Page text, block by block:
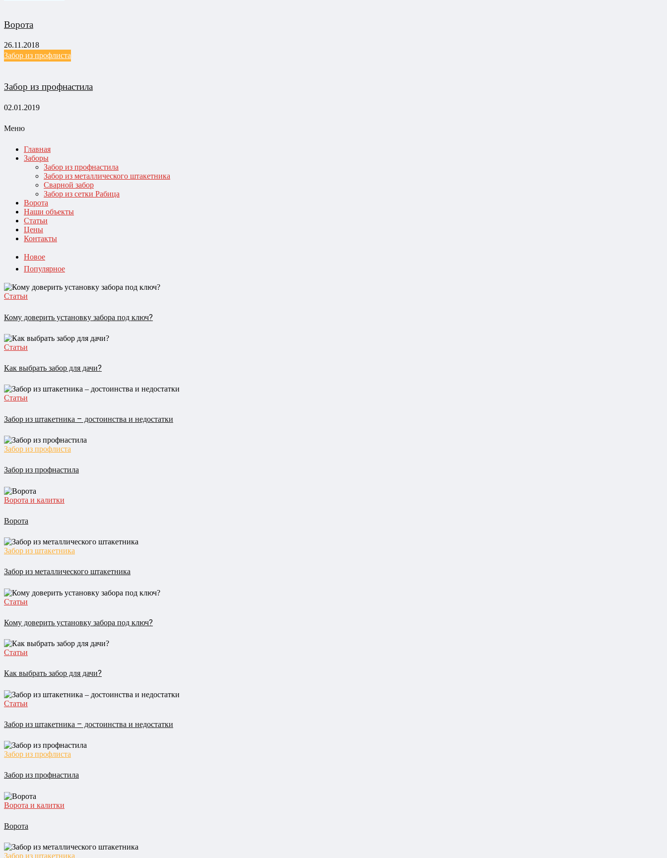
Ворота
26.11.2018
Забор из профлиста
Забор из профнастила
02.01.2019
Меню
Главная
Заборы
Забор из профнастила
Забор из металлического штакетника
Сварной забор
Забор из сетки Рабица
Ворота
Наши объекты
Статьи
Цены
Контакты
Новое
Популярное
Статьи
Кому доверить установку забора под ключ?
Статьи
Как выбрать забор для дачи?
Статьи
Забор из штакетника – достоинства и недостатки
Забор из профлиста
Забор из профнастила
Ворота и калитки
Ворота
Забор из штакетника
Забор из металлического штакетника
Статьи
Кому доверить установку забора под ключ?
Статьи
Как выбрать забор для дачи?
Статьи
Забор из штакетника – достоинства и недостатки
Забор из профлиста
Забор из профнастила
Ворота и калитки
Ворота
Забор из штакетника